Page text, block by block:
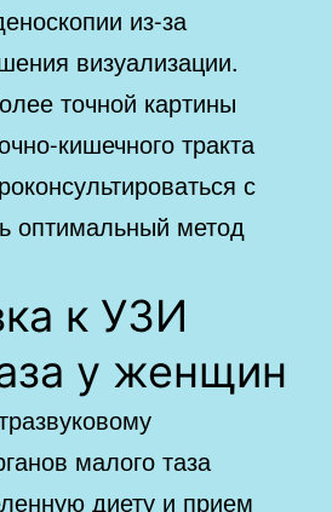
из-за
визуализации.
точной картины
кишечного тракта
с
оптимальный метод
к УЗИ
у женщин
малого таза
диету и прием